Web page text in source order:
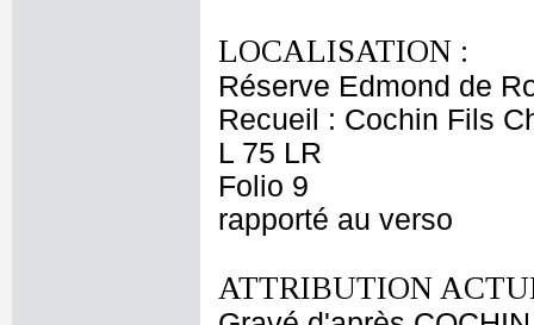
LOCALISATION :
Réserve Edmond de
Recueil : Cochin Fils
L 75 LR
Folio 9
rapporté au verso
ATTRIBUTION